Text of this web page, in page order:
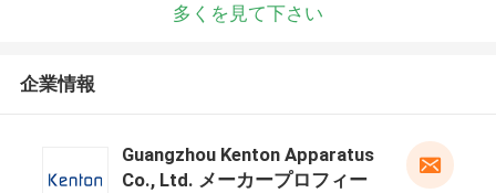
多くを見て下さい
企業情報
Guangzhou Kenton Apparatus
Co., Ltd. メーカープロフィー